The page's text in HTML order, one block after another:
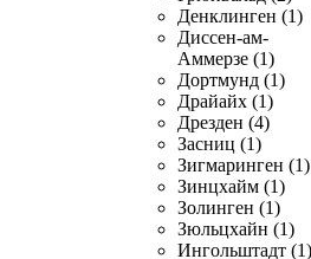
Денклинген (1)
Диссен-ам-
Аммерзе (1)
Дортмунд (1)
Драйайх (1)
Дрезден (4)
Засниц (1)
Зигмаринген (1)
Зинцхайм (1)
Золинген (1)
Зюльцхайн (1)
Ингольштадт (1)